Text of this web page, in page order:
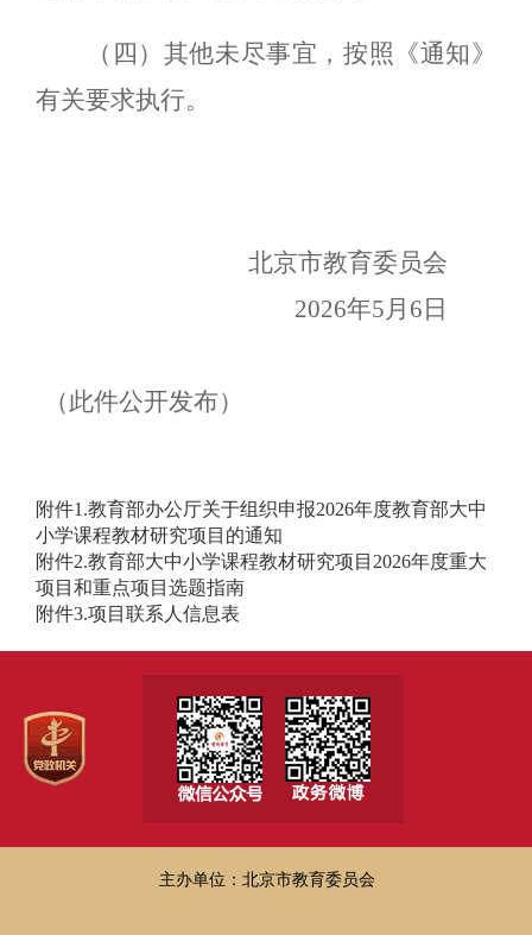
（四）其他未尽事宜，按照《通知》
有关要求执行。
北京市教育委员会
2026年5月6日
（此件公开发布）
附件1.教育部办公厅关于组织申报2026年度教育部大中
小学课程教材研究项目的通知
附件2.教育部大中小学课程教材研究项目2026年度重大
项目和重点项目选题指南
附件3.项目联系人信息表
主办单位：北京市教育委员会